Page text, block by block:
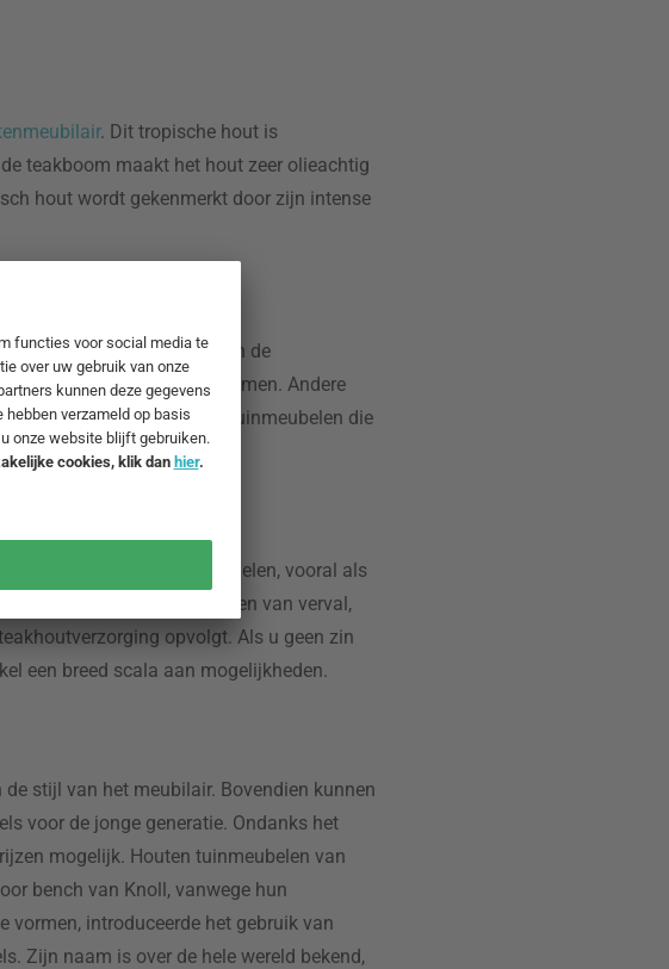
. Dit tropische hout is
teakboom maakt het hout zeer olieachtig
hout wordt gekenmerkt door zijn intense
wij een overzicht van de
veel ruimte in beslag nemen. Andere
om uw eisen aan houten tuinmeubelen die
jaar met houtolie behandelen, vooral als
vormen. Dit is geen teken van verval,
opvolgt. Als u geen zin
een breed scala aan mogelijkheden.
stijl van het meubilair. Bovendien kunnen
voor de jonge generatie. Ondanks het
mogelijk. Houten tuinmeubelen van
bench van Knoll, vanwege hun
vormen, introduceerde het gebruik van
Zijn naam is over de hele wereld bekend,